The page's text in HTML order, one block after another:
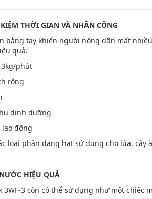
THỜI GIAN VÀ NHÂN CÔNG
bằng tay khiến người nông dân mất
quả.
phút
rộng
dinh dưỡng
động
loại phân dạng hạt sử dụng cho lúa, cây
HIỆU QUẢ
3WF-3 còn có thể sử dụng như một chiếc